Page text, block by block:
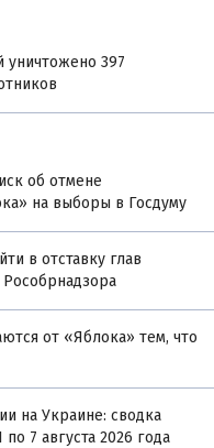
уничтожено 397
об отмене
на выборы в Госдуму
в отставку глав
от «Яблока» тем, что
на Украине: сводка
7 августа 2026 года